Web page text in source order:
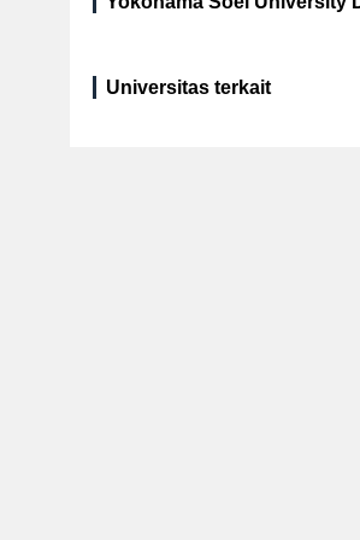
Universitas terkait